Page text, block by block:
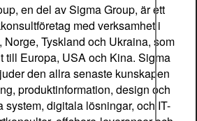
en del av Sigma Group, är ett
med verksamhet i
Tyskland och Ukraina, som
till Europa, USA och Kina. Sigma
den allra senaste kunskapen
produktinformation, design och
system, digitala lösningar, och IT-